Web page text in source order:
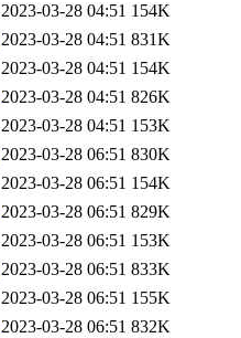
2023-03-28 04:51 154K
2023-03-28 04:51 831K
2023-03-28 04:51 154K
2023-03-28 04:51 826K
2023-03-28 04:51 153K
2023-03-28 06:51 830K
2023-03-28 06:51 154K
2023-03-28 06:51 829K
2023-03-28 06:51 153K
2023-03-28 06:51 833K
2023-03-28 06:51 155K
2023-03-28 06:51 832K